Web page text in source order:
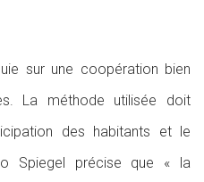
sur une coopération bien
La méthode utilisée doit
des habitants et le
Spiegel précise que « la